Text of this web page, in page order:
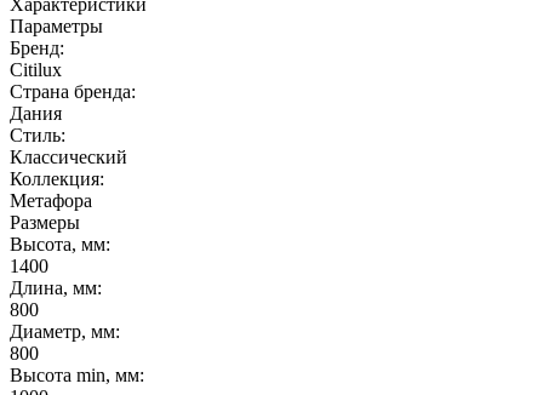
Параметры
Бренд:
Citilux
Страна бренда:
Дания
Стиль:
Классический
Коллекция:
Метафора
Размеры
Высота, мм:
1400
Длина, мм:
800
Диаметр, мм:
800
Высота min, мм: